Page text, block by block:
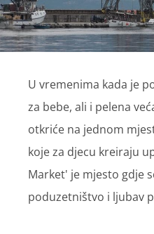
U vremenima kada je
za bebe, ali i pelena
otkriće na jednom
koje za djecu kreiraju
Market' je mjesto gdje
poduzetništvo i ljubav